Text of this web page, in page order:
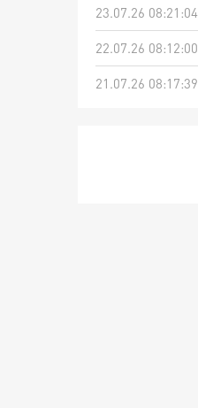
23.07.26 08:21:04
22.07.26 08:12:00
21.07.26 08:17:39